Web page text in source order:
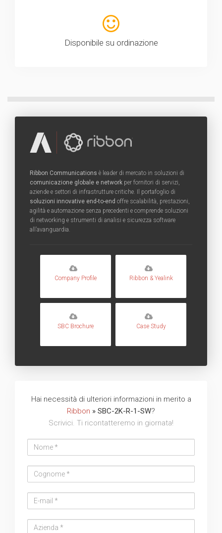
Disponibile su ordinazione
Ribbon Communications è leader di mercato in soluzioni di
comunicazione globale e network per fornitori di servizi,
aziende e settori di infrastrutture critiche. Il portafoglio di
soluzioni innovative end-to-end offre scalabilità, prestazioni,
agilità e automazione senza precedenti e comprende soluzioni
di networking e strumenti di analisi e sicurezza software
all’avanguardia.
Company Profile Ribbon & Yealink
SBC Brochure Case Study
Hai necessità di ulteriori informazioni in merito a
Ribbon » SBC-2K-R-1-SW?
Scrivici. Ti ricontatteremo in giornata!
address